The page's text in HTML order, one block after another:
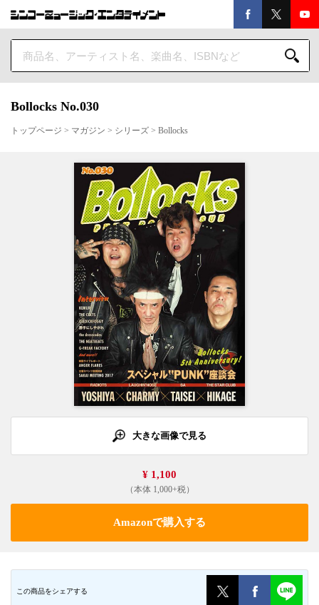
Bollocks No.030
トップページ > マガジン > シリーズ > Bollocks
大きな画像で見る
¥ 1,100
（本体 1,000+税）
Amazonで購入する
この商品をシェアする